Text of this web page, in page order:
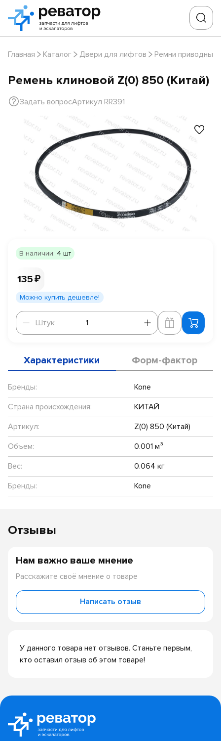
Главная Каталог Двери для лифтов Ремни приводные
Ремень клиновой Z(0) 850 (Китай)
Задать вопросАртикул RR391
В наличии: 4 шт
135 ₽
Можно купить дешевле!
Штук
Штук
Характеристики Форм-фактор
Бренды:
Kone
Страна происхождения:
КИТАЙ
Артикул:
Z(0) 850 (Китай)
Объем:
0.001 м³
Вес:
0.064 кг
Бренды:
Kone
Отзывы
У данного товара нет отзывов. Станьте первым,
кто оставил отзыв об этом товаре!
Нам важно ваше мнение
Расскажите своё мнение о товаре
Написать отзыв